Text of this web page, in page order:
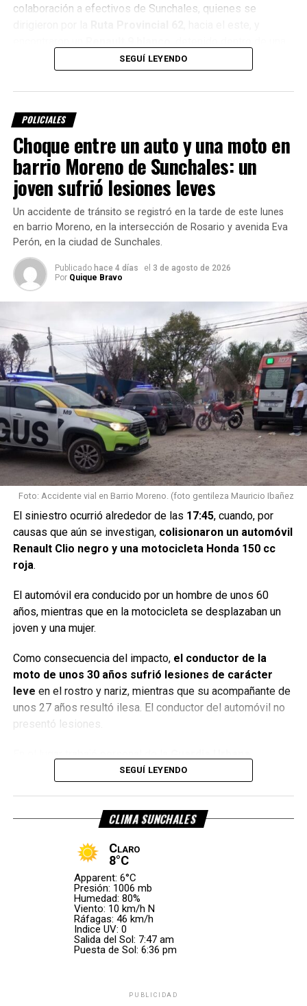
colaboración a efectivos de Sunchales, quienes se
En el lugar, una mujer mujer manifestó que,
años y la pareja del adolescente, de 16 años
retirado sin autorización el automóvil de su esposo y
posteriormente sufrieron el despiste.
Los adolescentes fueron
encontrados sobre la Ruta 34
Tras un operativo de búsqueda, ambos menores fueron
Ruta Nacional 34, en jurisdicción de Sunchales.
Según informaron fuentes policiales, los adolescentes
trasladados por personal delservicio de emergencias
107al hospital local para recibir atención médica.
No hubo denuncias penales
decidió no presentar denuncia penalpor el hecho.
Por Móvil Quique
SEGUÍ LEYENDO
POLICIALES
Choque entre un auto y una moto en
barrio Moreno de Sunchales: un
joven sufrió lesiones leves
Un accidente de tránsito se registró en la tarde de este lunes
en barrio Moreno, en la intersección de Rosario y avenida Eva
Perón, en la ciudad de Sunchales.
Publicado hace 4 días el 3 de agosto de 2026
Por Quique Bravo
Foto: Accidente vial en Barrio Moreno. (foto gentileza Mauricio Ibañez
El siniestro ocurrió alrededor de las 17:45, cuando, por
causas que aún se investigan, colisionaron un automóvil
Renault Clio negro y una motocicleta Honda 150 cc
roja.
El automóvil era conducido por un hombre de unos 60
años, mientras que en la motocicleta se desplazaban un
joven y una mujer.
Como consecuencia del impacto, el conductor de la
moto de unos 30 años sufrió lesiones de carácter
leve en el rostro y nariz, mientras que su acompañante de
unos 27 años resultó ilesa. El conductor del automóvil no
presentó lesiones.
, el servicio de emergencias
determinar la mecánica del accidente.
Mira el video tras ocurrido el accidente
Mauricio Ibañez)
SEGUÍ LEYENDO
CLIMA SUNCHALES
Claro
8°C
Apparent: 6°C
Presión: 1006 mb
Humedad: 80%
Viento: 10 km/h N
Ráfagas: 46 km/h
Indice UV: 0
Salida del Sol: 7:47 am
Puesta de Sol: 6:36 pm
PUBLICIDAD